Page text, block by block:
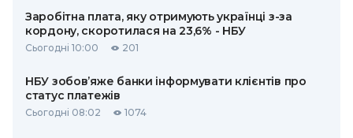
Заробітна плата, яку отримують українці з-за
кордону, скоротилася на 23,6% - НБУ
Сьогодні 10:00 201
НБУ зобов’яже банки інформувати клієнтів про
статус платежів
Сьогодні 08:02 1074